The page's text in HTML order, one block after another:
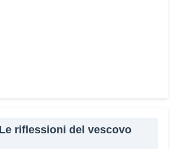
riflessioni del vescovo